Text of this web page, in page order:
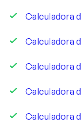
Calculadora
Calculadora
Calculadora
Calculadora
Calculadora